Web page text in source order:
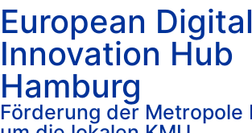
European Digital
Innovation Hub
Hamburg
Förderung der Metropole